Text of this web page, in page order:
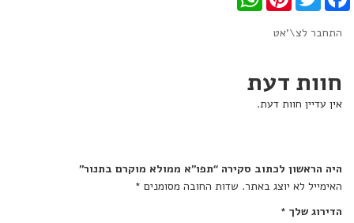
התחבר לצ\'אט
חוות דעת
אין עדיין חוות דעת.
היה הראשון לכתוב סקירה “תפו”א ממולא מוקרם בתנור”
האימייל לא יוצג באתר. שדות החובה מסומנים *
הדירוג שלך *